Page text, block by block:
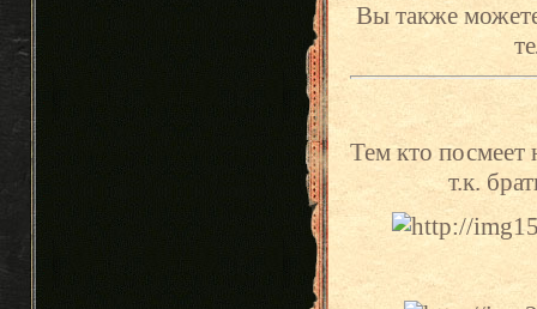
Вы также
Тем кто посмеет
т.к.